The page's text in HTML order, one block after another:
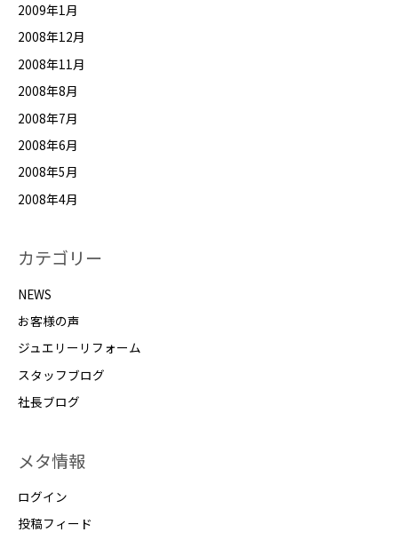
2009年1月
2008年12月
2008年11月
2008年8月
2008年7月
2008年6月
2008年5月
2008年4月
カテゴリー
NEWS
お客様の声
ジュエリーリフォーム
スタッフブログ
社長ブログ
メタ情報
ログイン
投稿フィード